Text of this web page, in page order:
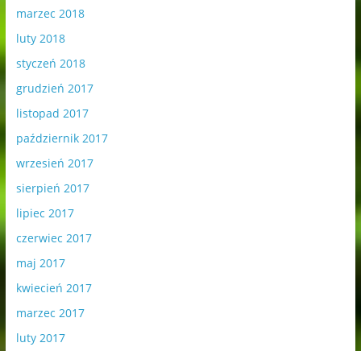
marzec 2018
luty 2018
styczeń 2018
grudzień 2017
listopad 2017
październik 2017
wrzesień 2017
sierpień 2017
lipiec 2017
czerwiec 2017
maj 2017
kwiecień 2017
marzec 2017
luty 2017